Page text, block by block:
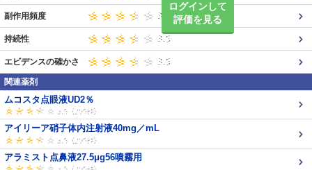
ログインして
評価を見る
副作用頻度
持続性
エビデンスの確かさ
関連薬剤
ムコスタ点眼液UD2％
アイリーア硝子体内注射液40mg／mL
アラミスト点鼻液27.5μg56噴霧用